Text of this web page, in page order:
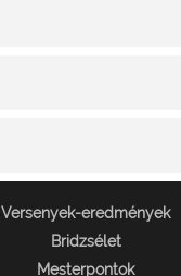
Versenyek-eredmények
Bridzsélet
Mesterpontok